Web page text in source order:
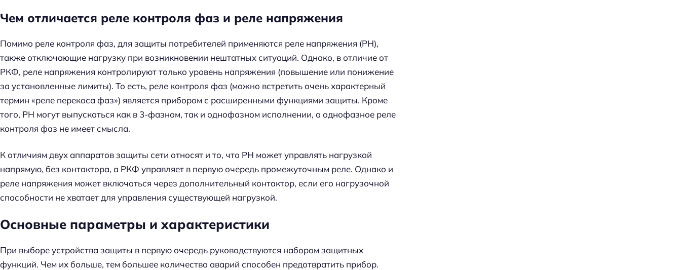
Чем отличается реле контроля фаз и реле напряжения
Помимо реле контроля фаз, для защиты потребителей применяются реле напряжения (РН),
также отключающие нагрузку при возникновении нештатных ситуаций. Однако, в отличие от
РКФ, реле напряжения контролируют только уровень напряжения (повышение или понижение
за установленные лимиты). То есть, реле контроля фаз (можно встретить очень характерный
термин «реле перекоса фаз») является прибором с расширенными функциями защиты. Кроме
того, РН могут выпускаться как в 3-фазном, так и однофазном исполнении, а однофазное реле
контроля фаз не имеет смысла.
К отличиям двух аппаратов защиты сети относят и то, что РН может управлять нагрузкой
напрямую, без контактора, а РКФ управляет в первую очередь промежуточным реле. Однако и
реле напряжения может включаться через дополнительный контактор, если его нагрузочной
способности не хватает для управления существующей нагрузкой.
Основные параметры и характеристики
При выборе устройства защиты в первую очередь руководствуются набором защитных
функций. Чем их больше, тем большее количество аварий способен предотвратить прибор.
Н
а
т
и
: